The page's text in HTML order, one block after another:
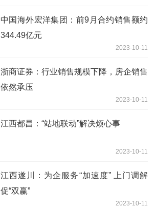
中国海外宏洋集团：前9月合约销售额约
344.49亿元
2023-10-11
浙商证券：行业销售规模下降，房企销售
依然承压
2023-10-11
江西都昌：“站地联动”解决烦心事
2023-10-11
江西遂川：为企服务“加速度” 上门调解
促“双赢”
2023-10-11